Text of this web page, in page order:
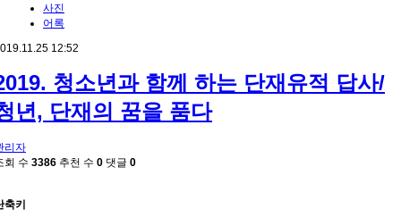
사진
어록
12:52
청소년과 함께 하는 단재유적 답사/
년, 단재의 꿈을 품다
리자
회 수 3386 추천 수 0 댓글 0
축키